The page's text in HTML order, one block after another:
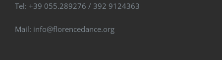
Tel: +39 055.289276 / 392 9124363
Mail: info@florencedance.org